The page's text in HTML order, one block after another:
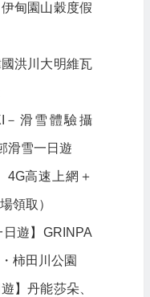
甸園山穀度假
洪川大明維瓦
－滑雪體驗攝
滑雪一日遊
4G高速上網＋
領取）
遊】GRINPA
柿田川公園
】丹能莎朵、